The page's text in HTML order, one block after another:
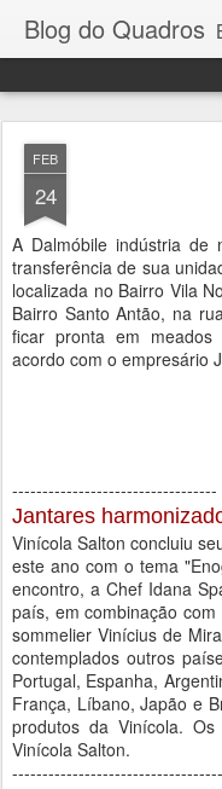
Blog do Quadros
FEB
24
A Dalmóbile indústria de
transferência de sua
localizada no Bairro Vila
Bairro Santo Antão, na
ficar pronta em
acordo com o empresário
----------------------------------
Jantares
Vinícola Salton concluiu
este ano com o tema
encontro, a Chef Idana
país, em combinação
sommelier Vinícius de
contemplados outros
Portugal, Espanha,
França, Líbano, Japão e
produtos da Vinícola.
Vinícola Salton.